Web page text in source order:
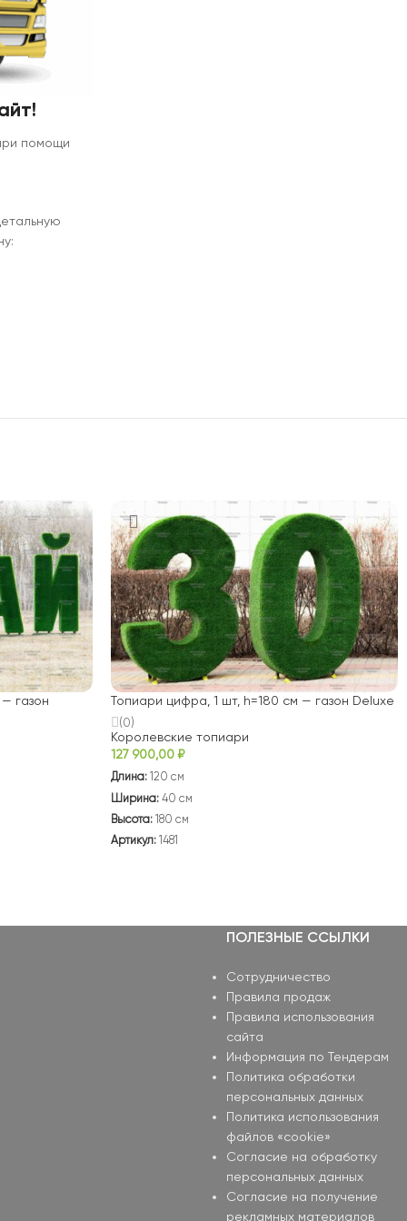
помощи
газон
Топиари цифра, 1 шт, h=180 см — газон Deluxe
(0)
Королевские топиари
127 900,00₽
Длина: 120 см
Ширина: 40 см
Высота: 180 см
Артикул: 1481
ПОЛЕЗНЫЕ ССЫЛКИ
Сотрудничество
Правила продаж
Правила использования
сайта
Информация по Тендерам
Политика обработки
персональных данных
Политика использования
файлов «cookie»
Согласие на обработку
персональных данных
Согласие на получение
рекламных материалов